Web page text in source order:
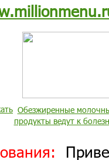
Обезжиренные
продукты ведут к